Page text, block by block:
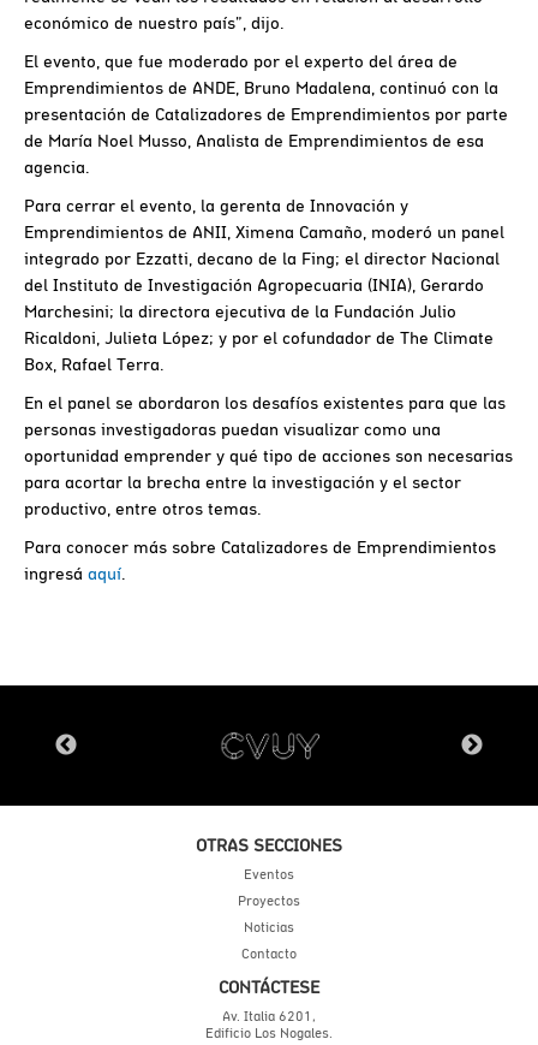
económico de nuestro país”, dijo.
El evento, que fue moderado por el experto del área de
Emprendimientos de ANDE, Bruno Madalena, continuó con la
presentación de Catalizadores de Emprendimientos por parte
de María Noel Musso, Analista de Emprendimientos de esa
agencia.
Para cerrar el evento, la gerenta de Innovación y
Emprendimientos de ANII, Ximena Camaño, moderó un panel
integrado por Ezzatti, decano de la Fing; el director Nacional
del Instituto de Investigación Agropecuaria (INIA), Gerardo
Marchesini; la directora ejecutiva de la Fundación Julio
Ricaldoni, Julieta López; y por el cofundador de The Climate
Box, Rafael Terra.
En el panel se abordaron los desafíos existentes para que las
personas investigadoras puedan visualizar como una
oportunidad emprender y qué tipo de acciones son necesarias
para acortar la brecha entre la investigación y el sector
productivo, entre otros temas.
Para conocer más sobre Catalizadores de Emprendimientos
ingresá aquí.
OTRAS SECCIONES
Eventos
Proyectos
Noticias
Contacto
CONTÁCTESE
Av. Italia 6201,
Edificio Los Nogales.